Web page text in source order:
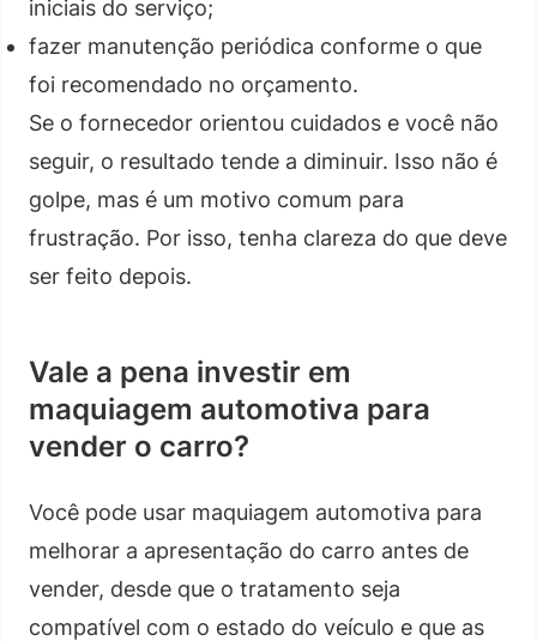
iniciais do serviço;
fazer manutenção periódica conforme o que
foi recomendado no orçamento.
Se o fornecedor orientou cuidados e você não
seguir, o resultado tende a diminuir. Isso não é
golpe, mas é um motivo comum para
frustração. Por isso, tenha clareza do que deve
ser feito depois.
Vale a pena investir em
maquiagem automotiva para
vender o carro?
Você pode usar maquiagem automotiva para
melhorar a apresentação do carro antes de
vender, desde que o tratamento seja
compatível com o estado do veículo e que as